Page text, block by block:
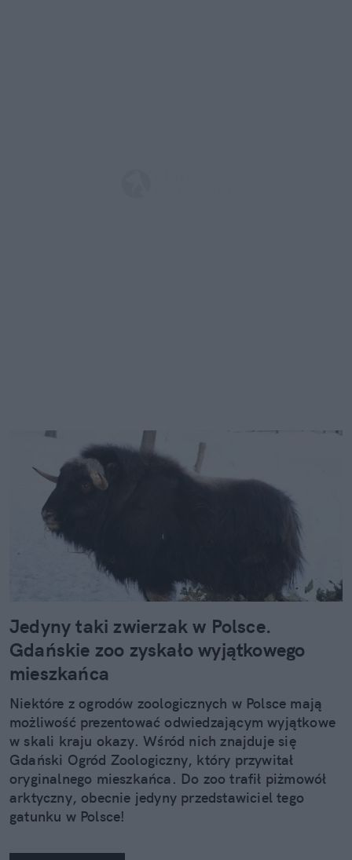
Jedyny taki zwierzak w Polsce.
Gdańskie zoo zyskało wyjątkowego
mieszkańca
Niektóre z ogrodów zoologicznych w Polsce mają
możliwość prezentować odwiedzającym wyjątkowe
w skali kraju okazy. Wśród nich znajduje się
Gdański Ogród Zoologiczny, który przywitał
oryginalnego mieszkańca. Do zoo trafił piżmowół
arktyczny, obecnie jedyny przedstawiciel tego
gatunku w Polsce!